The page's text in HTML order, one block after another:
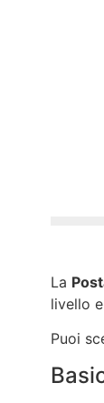
La
livello
Puoi